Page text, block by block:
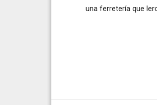
una ferretería que